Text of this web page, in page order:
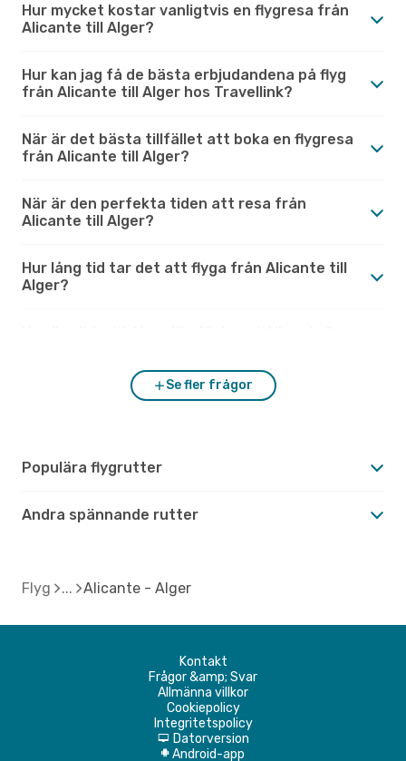
Hur mycket kostar vanligtvis en flygresa från
Alicante till Alger?
Hur kan jag få de bästa erbjudandena på flyg
från Alicante till Alger hos Travellink?
När är det bästa tillfället att boka en flygresa
från Alicante till Alger?
När är den perfekta tiden att resa från
Alicante till Alger?
Hur lång tid tar det att flyga från Alicante till
Alger?
Se fler frågor
Populära flygrutter
Andra spännande rutter
Flyg Alicante - Alger
Kontakt
Frågor &amp; Svar
Allmänna villkor
Cookiepolicy
Integritetspolicy
d Datorversion
A Android-app